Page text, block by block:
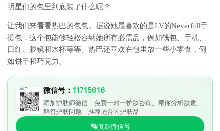
明星们的包里到底装了什么呢？
让我们来看看热巴的包包。据说她最喜欢的是LV的Neverfull手
提包，这个包能够轻松容纳她所有必需品，例如钱包、手机、
口红、眼镜和水杯等等。热巴还喜欢在包里放一些小零食，例
如饼干和巧克力。
微信号： 11715616
添加护肤师微信，免费一对一护肤咨询。帮你分析肤质、
解答护肤问题、推荐适合的护肤品
复制微信号